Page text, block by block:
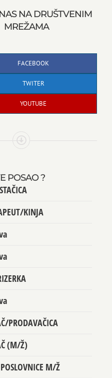
NA DRUŠTVENIM
MREŽAMA
FACEBOOK
TWITER
YOUTUBE
POSAO ?
KINJA
PRODAVAČICA
(M/Ž)
M/Ž